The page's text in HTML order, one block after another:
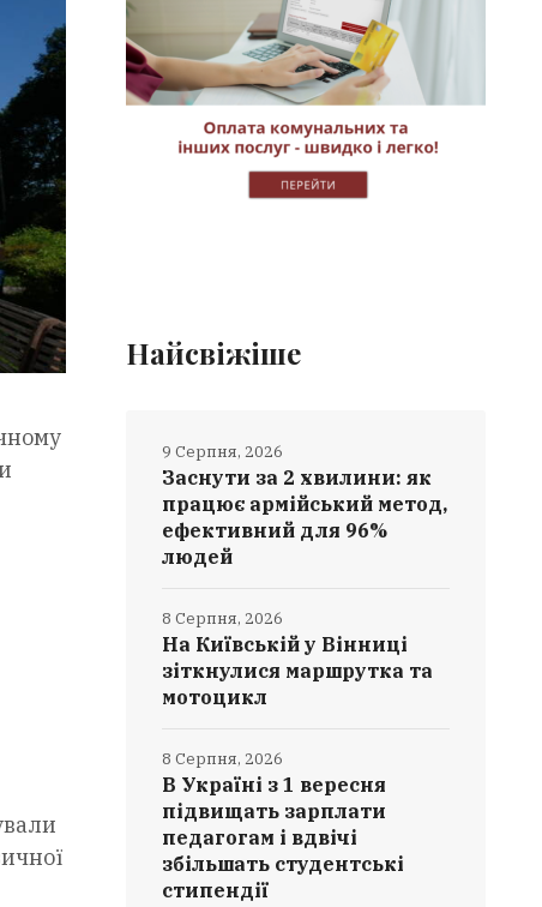
Найсвіжіше
Заснути за 2 хвилини: як
працює армійський метод,
ефективний для 96%
людей
9 Серпня, 2026
На Київській у Вінниці
зіткнулися маршрутка та
мотоцикл
8 Серпня, 2026
В Україні з 1 вересня
підвищать зарплати
педагогам і вдвічі
збільшать студентські
стипендії
8 Серпня, 2026